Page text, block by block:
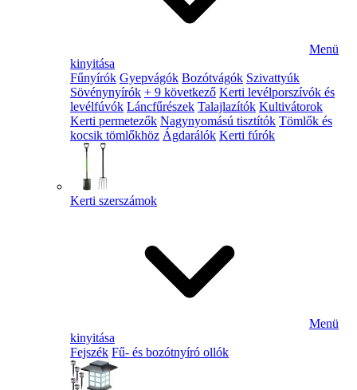
Menü
kinyitása
Fűnyírók Gyepvágók Bozótvágók Szivattyúk
Sövénynyírók + 9 következő Kerti levélporszívók és
levélfúvók Láncfűrészek Talajlazítók Kultivátorok
Kerti permetezők Nagynyomású tisztítók Tömlők és
kocsik tömlőkhöz Ágdarálók Kerti fúrók
Kerti szerszámok
Menü
kinyitása
Fejszék Fű- és bozótnyíró ollók